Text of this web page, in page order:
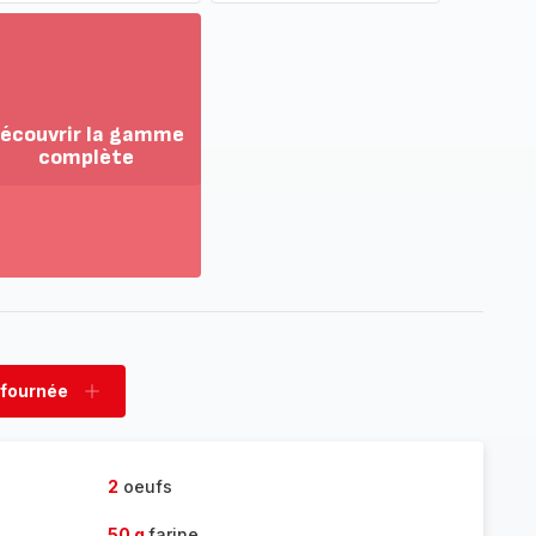
la gamme
complète
fournée
Ajouter
2 oeufs